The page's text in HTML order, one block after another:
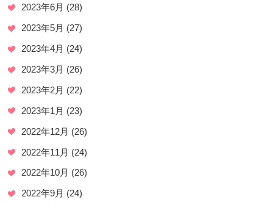
2023年6月 (28)
2023年5月 (27)
2023年4月 (24)
2023年3月 (26)
2023年2月 (22)
2023年1月 (23)
2022年12月 (26)
2022年11月 (24)
2022年10月 (26)
2022年9月 (24)